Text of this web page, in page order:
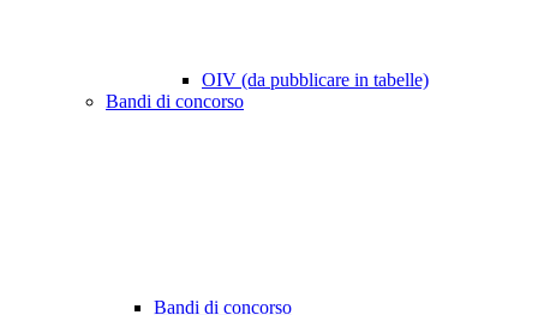
OIV (da pubblicare in tabelle)
Bandi di concorso
Bandi di concorso